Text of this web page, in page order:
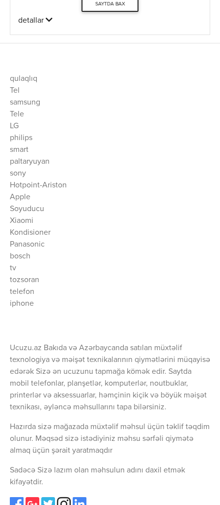
SAYTDA BAX
detallar
qulaqlıq
Tel
samsung
Tele
LG
philips
smart
paltaryuyan
sony
Hotpoint-Ariston
Apple
Soyuducu
Xiaomi
Kondisioner
Panasonic
bosch
tv
tozsoran
telefon
iphone
Ucuzu.az Bakıda və Azərbaycanda satılan müxtəlif
texnologiya və məişət texnikalarının qiymətlərini müqayisə
edərək Sizə ən ucuzunu tapmağa kömək edir. Saytda
mobil telefonlar, planşetlər, komputerlər, noutbuklar,
printerlər və aksessuarlar, həmçinin kiçik və böyük məişət
texnikası, əyləncə məhsullarını tapa bilərsiniz.
Hazırda sizə mağazada müxtəlif məhsul üçün təklif təqdim
olunur. Məqsəd sizə istədiyiniz məhsu sərfəli qiymətə
almaq üçün şərait yaratmaqdır
Sadəcə Sizə lazım olan məhsulun adını daxil etmək
kifayətdir.